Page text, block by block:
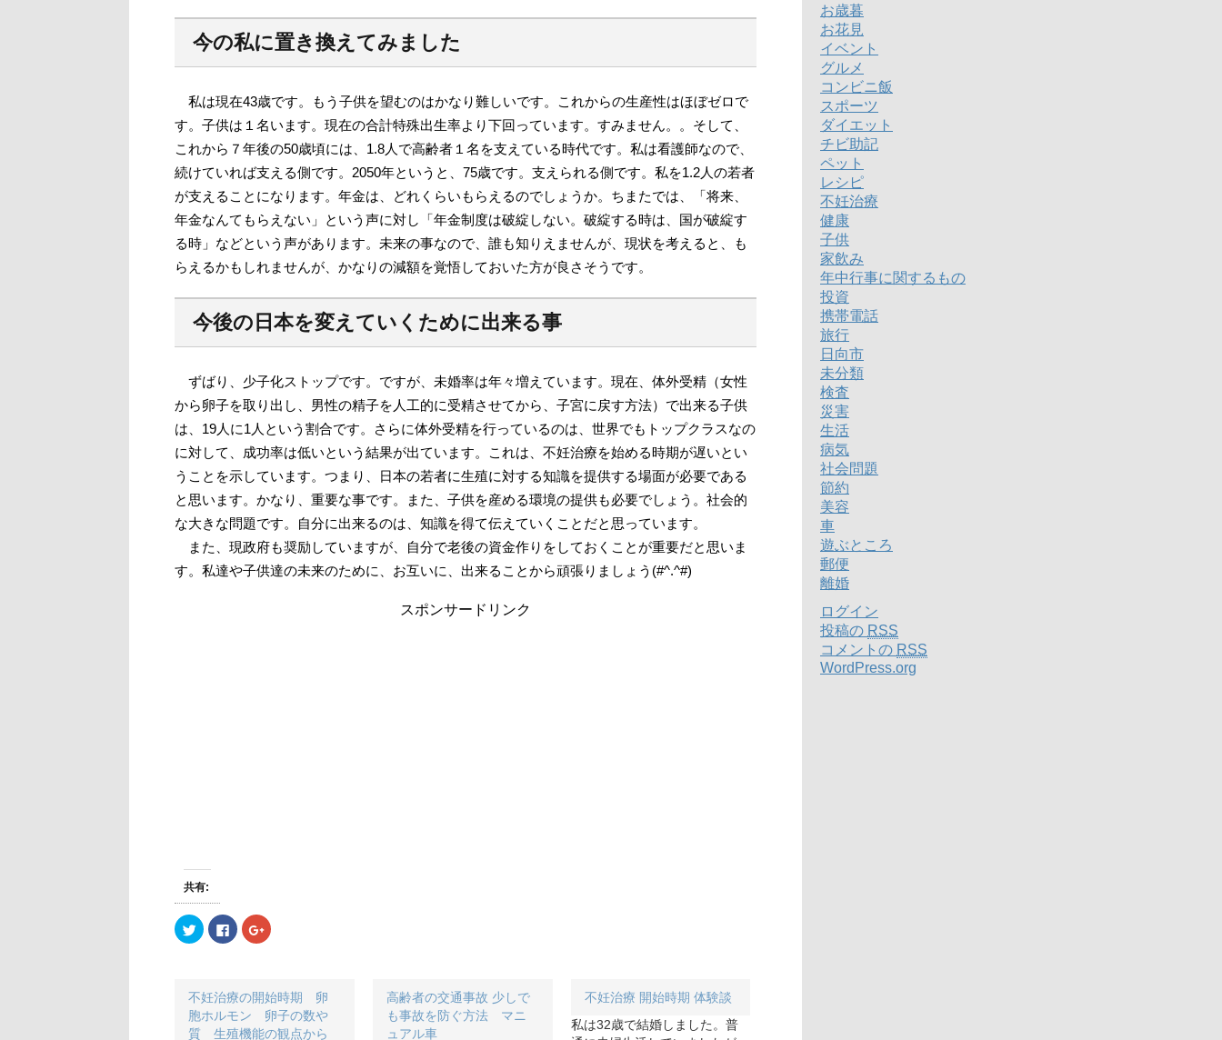
今の私に置き換えてみました
私は現在43歳です。もう子供を望むのはかなり難しいです。これからの生産性はほぼゼロで
す。子供は１名います。現在の合計特殊出生率より下回っています。すみません。。そして、
これから７年後の50歳頃には、1.8人で高齢者１名を支えている時代です。私は看護師なので、
続けていれば支える側です。2050年というと、75歳です。支えられる側です。私を1.2人の若者
が支えることになります。年金は、どれくらいもらえるのでしょうか。ちまたでは、「将来、
年金なんてもらえない」という声に対し「年金制度は破綻しない。破綻する時は、国が破綻す
る時」などという声があります。未来の事なので、誰も知りえませんが、現状を考えると、も
らえるかもしれませんが、かなりの減額を覚悟しておいた方が良さそうです。
今後の日本を変えていくために出来る事
ずばり、少子化ストップです。ですが、未婚率は年々増えています。現在、体外受精（女性
から卵子を取り出し、男性の精子を人工的に受精させてから、子宮に戻す方法）で出来る子供
は、19人に1人という割合です。さらに体外受精を行っているのは、世界でもトップクラスなの
に対して、成功率は低いという結果が出ています。これは、不妊治療を始める時期が遅いとい
うことを示しています。つまり、日本の若者に生殖に対する知識を提供する場面が必要である
と思います。かなり、重要な事です。また、子供を産める環境の提供も必要でしょう。社会的
な大きな問題です。自分に出来るのは、知識を得て伝えていくことだと思っています。
また、現政府も奨励していますが、自分で老後の資金作りをしておくことが重要だと思いま
す。私達や子供達の未来のために、お互いに、出来ることから頑張りましょう(#^.^#)
スポンサードリンク
共有:
ク
リ
T
w
i
t
t
F
a
o
k
で
共
有
ク
リ
G
o
o
g
l
不妊治療の開始時期 卵
胞ホルモン 卵子の数や
質 生殖機能の観点から
高齢者の交通事故 少しで
も事故を防ぐ方法 マニ
ュアル車
不妊治療 開始時期 体験談
私は32歳で結婚しました。普
お歳暮
お花見
イベント
グルメ
コンビニ飯
スポーツ
ダイエット
チビ助記
ペット
レシピ
不妊治療
健康
子供
家飲み
年中行事に関するもの
投資
携帯電話
旅行
日向市
未分類
検査
災害
生活
病気
社会問題
節約
美容
車
遊ぶところ
郵便
離婚
ログイン
投稿の RSS
コメントの RSS
WordPress.org